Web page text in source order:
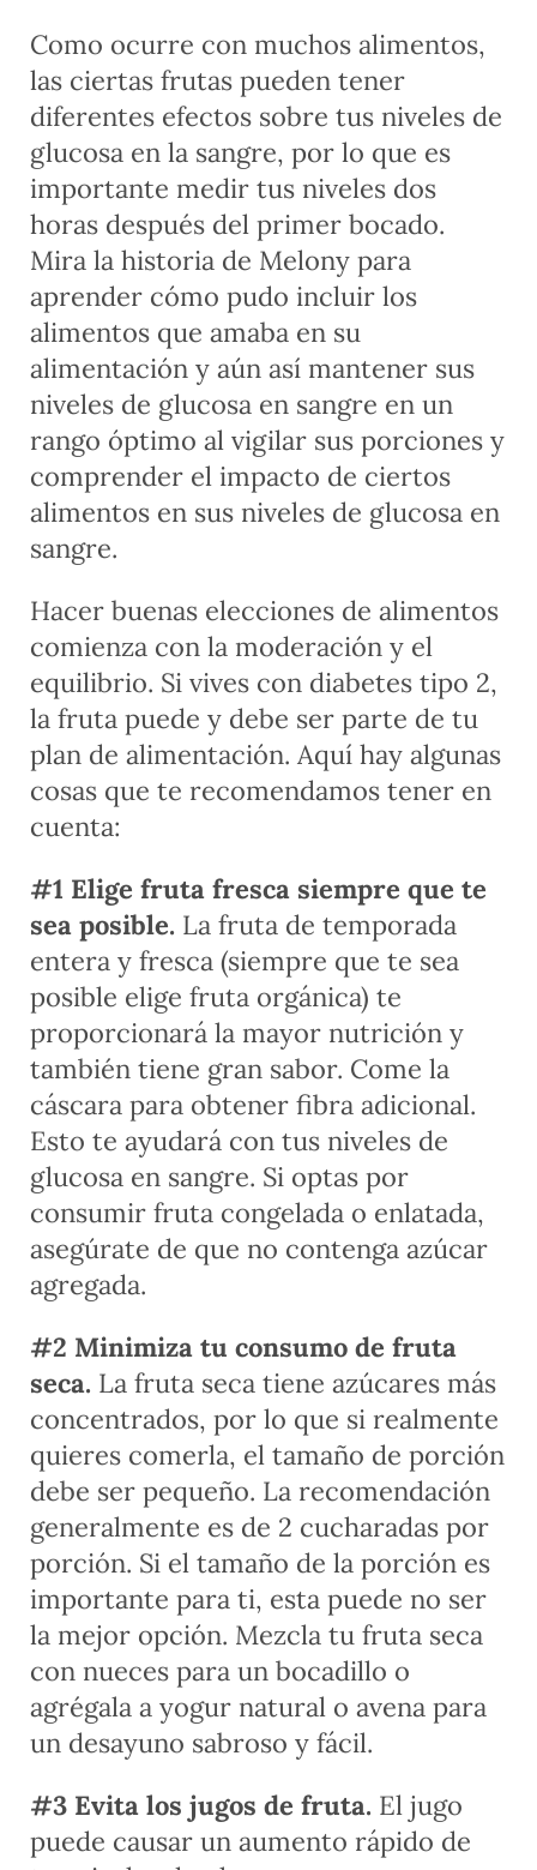
Como ocurre con muchos alimentos,
las ciertas frutas pueden tener
diferentes efectos sobre tus niveles de
glucosa en la sangre, por lo que es
importante medir tus niveles dos
horas después del primer bocado.
Mira la historia de Melony para
aprender cómo pudo incluir los
alimentos que amaba en su
alimentación y aún así mantener sus
niveles de glucosa en sangre en un
rango óptimo al vigilar sus porciones y
comprender el impacto de ciertos
alimentos en sus niveles de glucosa en
sangre.
Hacer buenas elecciones de alimentos
comienza con la moderación y el
equilibrio. Si vives con diabetes tipo 2,
la fruta puede y debe ser parte de tu
plan de alimentación. Aquí hay algunas
cosas que te recomendamos tener en
cuenta:
#1 Elige fruta fresca siempre que te
sea posible. La fruta de temporada
entera y fresca (siempre que te sea
posible elige fruta orgánica) te
proporcionará la mayor nutrición y
también tiene gran sabor. Come la
cáscara para obtener fibra adicional.
Esto te ayudará con tus niveles de
glucosa en sangre. Si optas por
consumir fruta congelada o enlatada,
asegúrate de que no contenga azúcar
agregada.
#2 Minimiza tu consumo de fruta
seca. La fruta seca tiene azúcares más
concentrados, por lo que si realmente
quieres comerla, el tamaño de porción
debe ser pequeño. La recomendación
generalmente es de 2 cucharadas por
porción. Si el tamaño de la porción es
importante para ti, esta puede no ser
la mejor opción. Mezcla tu fruta seca
con nueces para un bocadillo o
agrégala a yogur natural o avena para
un desayuno sabroso y fácil.
#3 Evita los jugos de fruta. El jugo
puede causar un aumento rápido de